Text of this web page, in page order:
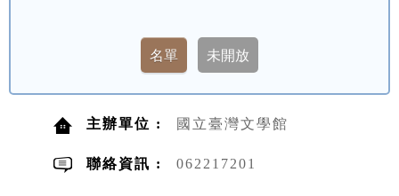
主辦單位 : 國立臺灣文學館
聯絡資訊 : 062217201